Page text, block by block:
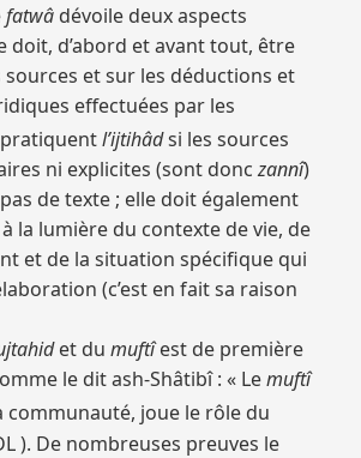
fatwâ dévoile deux aspects
doit, d’abord et avant tout, être
et sur les déductions et
effectuées par les
l’ijtihâdsi les sources
ni explicites (sont donczannî)
pas de texte ; elle doit également
la lumière du contexte de vie, de
et de la situation spécifique qui
(c’est en fait sa raison
et du muftîest de première
le dit ash-Shâtibî : « Lemuftî
communauté, joue le rôle du
). De nombreuses preuves le